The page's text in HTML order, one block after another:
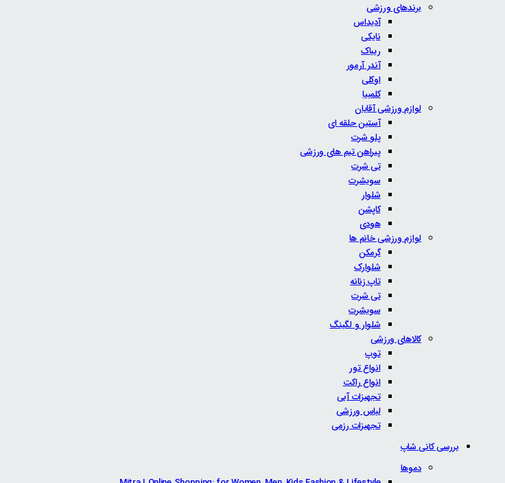
برندهای ورزشی
آدیداس
نایکی
ریباک
آندر آرمور
اوکلی
کلمبیا
لوازم ورزشی آقایان
آستین حلقه ای
پلو شرت
پیراهن تیم های ورزشی
تی شرت
سویشرت
شلوار
کاپشن
هودی
لوازم ورزشی خانم ها
گرمکن
شلوارک
تاپ زنانه
تی شرت
سویشرت
شلوار و لگینگ
کالاهای ورزشی
توپ
انواع تور
انواع راکت
تجهیزات آبی
لباس ورزشی
تجهیزات رزمی
بررسی کانی شاپ
دموها